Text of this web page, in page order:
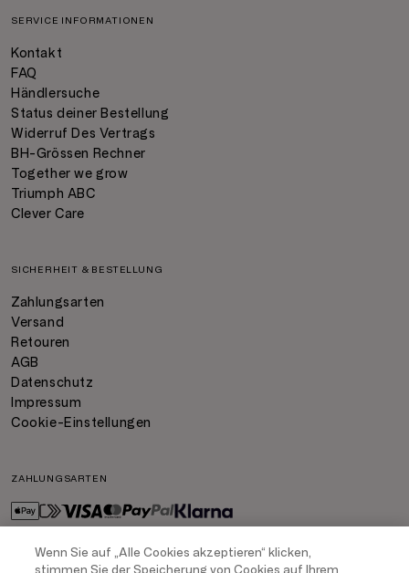
SERVICE INFORMATIONEN
Kontakt
FAQ
Händlersuche
Status deiner Bestellung
Widerruf Des Vertrags
BH-Grössen Rechner
Together we grow
Triumph ABC
Clever Care
SICHERHEIT & BESTELLUNG
Zahlungsarten
Versand
Retouren
AGB
Datenschutz
Impressum
Cookie-Einstellungen
ZAHLUNGSARTEN
Wenn Sie auf „Alle Cookies akzeptieren“ klicken,
stimmen Sie der Speicherung von Cookies auf Ihrem